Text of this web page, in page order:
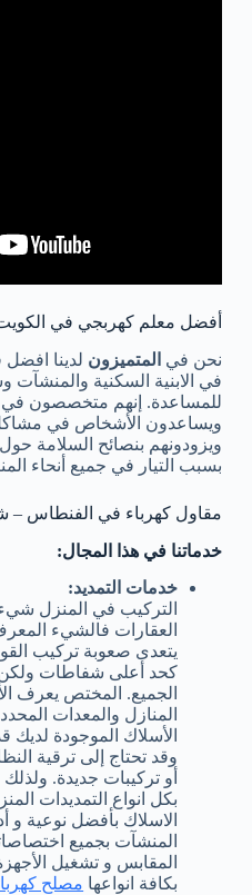
أفضل معلم كهربجي في
نحن في المتميزون لدينا
في الابنية السكنية والمنشآت
للمساعدة. إنهم متخصصون في
ويساعدون الأشخاص في
ويزودونهم بنصائح السلامة
بسبب التيار في جميع أنحاء
مقاول كهرباء في الفنطاس –
خدماتنا في هذا المجال:
خدمات التمديد:
التركيب في المنزل
العقارات فالشيء
يتعدى صعوبة تركيب
كحد أعلى شفاطات ولكن
الجميع. المختص يعرف
المنازل والمعدات
الأسلاك الموجودة لديك
وقد تحتاج إلى ترقية
أو تركيبات جديدة.
بكل انواع التمديدات
الاسلاك بأفضل نوعية و
المنشآت بجميع
المقابس و تشغيل
بكافة انواعها مصلح